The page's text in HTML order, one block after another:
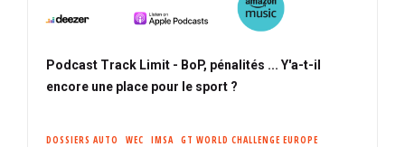
Podcast Track Limit - BoP, pénalités ... Y'a-t-il
encore une place pour le sport ?
DOSSIERS AUTO WEC IMSA GT WORLD CHALLENGE EUROPE